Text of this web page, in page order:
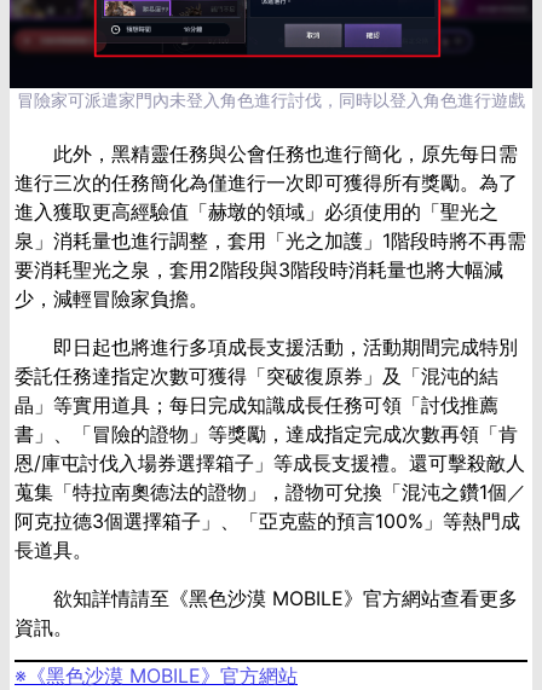
冒險家可派遣家門內未登入角色進行討伐，同時以登入角色進行遊戲
此外，黑精靈任務與公會任務也進行簡化，原先每日需
進行三次的任務簡化為僅進行一次即可獲得所有獎勵。為了
進入獲取更高經驗值「赫墩的領域」必須使用的「聖光之
泉」消耗量也進行調整，套用「光之加護」 1階段時將不再需
要消耗聖光之泉，套用2階段與3階段時消耗量也將大幅減
少，減輕冒險家負擔。
即日起也將進行多項成長支援活動，活動期間完成特別
委託任務達指定次數可獲得「突破復原券」及「混沌的結
晶」等實用道具；每日完成知識成長任務可領「討伐推薦
書」、「冒險的證物」等獎勵，達成指定完成次數再領「肯
恩/庫屯討伐入場券選擇箱子」等成長支援禮。還可擊殺敵人
蒐集「特拉南奧德法的證物」，證物可兌換「混沌之鑽1個／
阿克拉德3個選擇箱子」、「亞克藍的預言100% 」等熱門成
長道具。
欲知詳情請至《黑色沙漠 MOBILE》官方網站查看更多
資訊。
※《黑色沙漠 MOBILE》官方網站